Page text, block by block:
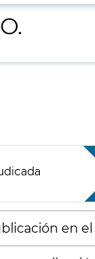
en el